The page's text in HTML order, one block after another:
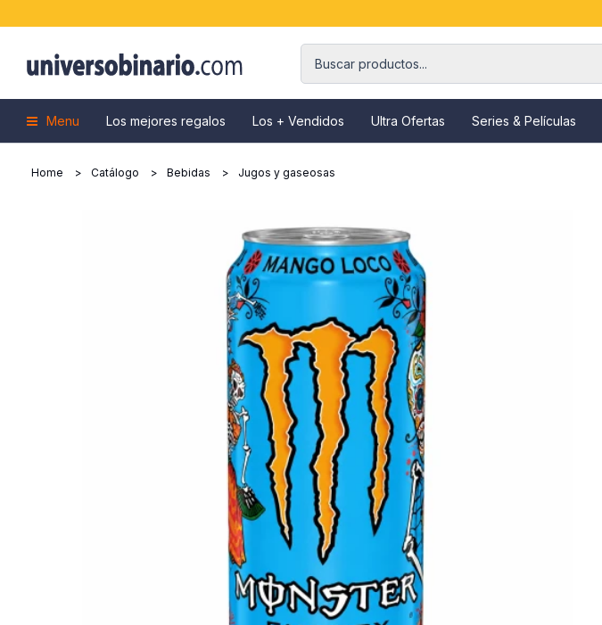
Menu Los mejores regalos Los + Vendidos Ultra Ofertas Series & Películas
Home Catálogo Bebidas Jugos y gaseosas